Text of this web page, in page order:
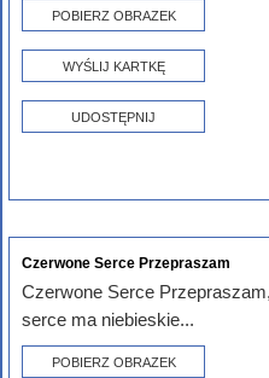
POBIERZ OBRAZEK
WYŚLIJ KARTKĘ
UDOSTĘPNIJ
Czerwone Serce Przepraszam
Czerwone Serce Przepraszam,
serce ma niebieskie...
POBIERZ OBRAZEK